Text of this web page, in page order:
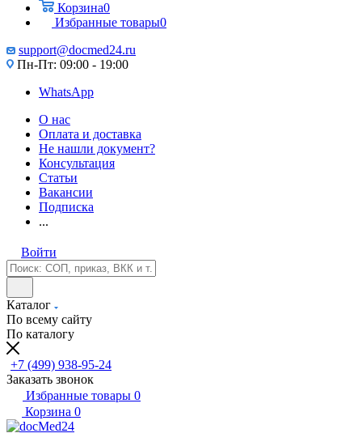
Корзина0
Избранные товары0
support@docmed24.ru
Пн-Пт: 09:00 - 19:00
WhatsApp
О нас
Оплата и доставка
Не нашли документ?
Консультация
Статьи
Вакансии
Подписка
...
Войти
Каталог
По всему сайту
По каталогу
+7 (499) 938-95-24
Заказать звонок
Избранные товары 0
Корзина 0